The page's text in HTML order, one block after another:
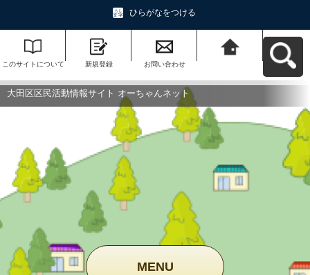
ひらがなをつける
このサイトについて 新規登録 お問い合わせ
ットへ戻る
大田区区民活動情報サイト オーちゃんネット
MENU